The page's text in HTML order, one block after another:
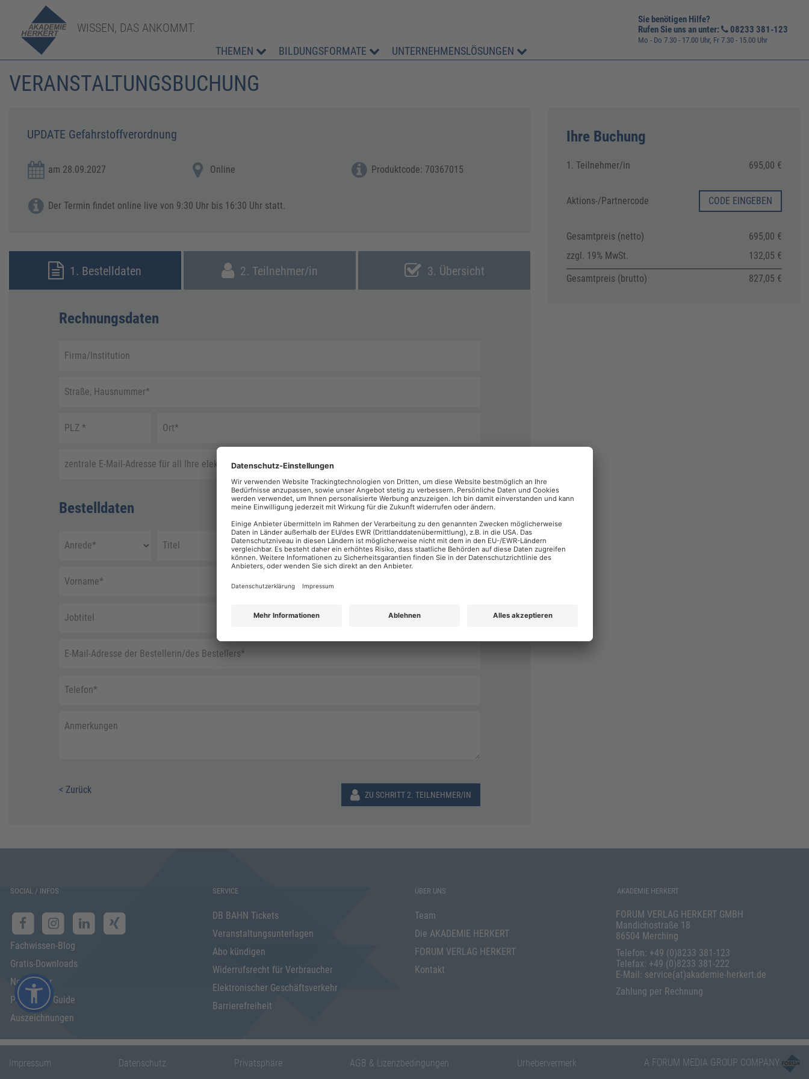
WISSEN, DAS ANKOMMT.
THEMEN BILDUNGSFORMATE UNTERNEHMENSLÖSUNGEN
Sie benötigen Hilfe?
Rufen Sie uns an unter:
08233 381-123
Mo - Do 7.30 - 17.00 Uhr, Fr 7.30 - 15.00 Uhr
VERANSTALTUNGSBUCHUNG
UPDATE Gefahrstoffverordnung
am 28.09.2027 Online Produktcode: 70367015
Der Termin findet online live von 9:30 Uhr bis 16:30 Uhr statt.
1. Bestelldaten 2. Teilnehmer/in 3. Übersicht
Rechnungsdaten
Firma/Institution
Straße, Hausnummer*
PLZ * Ort*
zentrale E-Mail-Adresse für all Ihre elektronische Rechnungen
Bestelldaten
Anrede* Titel
Vorname* Nachname
Jobtitel
E-Mail-Adresse der Bestellerin/des Bestellers*
Telefon*
Anmerkungen
< Zurück ZU SCHRITT 2. TEILNEHMER/IN
Ihre Buchung
1. Teilnehmer/in 695,00 €
Aktions-/Partnercode CODE EINGEBEN
Gesamtpreis (netto)
695,00 €
zzgl. 19% MwSt.
132,05 €
Gesamtpreis (brutto)
827,05 €
SOCIAL / INFOS
Fachwissen-Blog
Gratis-Downloads
Newsletter
Programm Guide
Auszeichnungen
SERVICE
DB BAHN Tickets
Veranstaltungsunterlagen
Abo kündigen
Widerrufsrecht für Verbraucher
Elektronischer Geschäftsverkehr
Barrierefreiheit
ÜBER UNS
Team
Die AKADEMIE HERKERT
FORUM VERLAG HERKERT
Kontakt
AKADEMIE HERKERT
FORUM VERLAG HERKERT GMBH
Mandichostraße 18
86504 Merching
Telefon: +49 (0)8233 381-123
Telefax: +49 (0)8233 381-222
E-Mail: service(at)akademie-herkert.de
Zahlung per Rechnung
Impressum Datenschutz Privatsphäre AGB & Lizenzbedingungen Urhebervermerk A FORUM MEDIA GROUP COMPANY